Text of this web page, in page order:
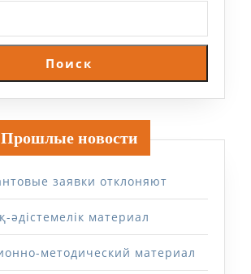
Поиск
Прошлые новости
заявки отклоняют
әдістемелік материал
методический материал